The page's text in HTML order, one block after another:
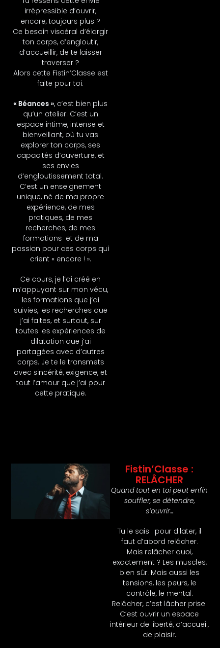
irrépressible d’ouvrir,
encore, toujours plus ?
Ce besoin viscéral d’élargir
ton corps, d’engloutir,
d’accueillir, de te laisser
traverser ?
Alors cette Fistin’Classe est
faite pour toi.
« Béances », c’est bien plus
qu’un atelier. C’est un
espace intime, intense et
bienveillant, où tu vas
explorer ton corps, ses
capacités d’ouverture, et
ses envies
d’engloutissement total.
C’est un enseignement
unique, né de ma propre
expérience, de mes
pratiques, de mes
recherches, de mes
formations et de ma
passion pour ces corps qui
crient « encore ! ».
Ce cours, je l’ai créé en
m’appuyant sur mon vécu,
les formations que j’ai
suivies, les recherches que
j’ai faites, et surtout, sur
toutes les expériences de
dilatation que j’ai
partagées avec d’autres
corps. Je te le transmets
avec sincérité, exigence, et
tout l’amour que j’ai pour
cette pratique.
Fistin’Classe :
RELÂCHER
Quand tout en toi peut enfin
souffler, se détendre,
s’ouvrir…
Tu le sais : pour dilater, il
faut d’abord relâcher.
Mais relâcher quoi,
exactement ? Les muscles,
bien sûr. Mais aussi les
tensions, les peurs, le
contrôle, le mental.
Relâcher, c’est lâcher prise.
C’est ouvrir un espace
intérieur de liberté, d’accueil,
de plaisir.